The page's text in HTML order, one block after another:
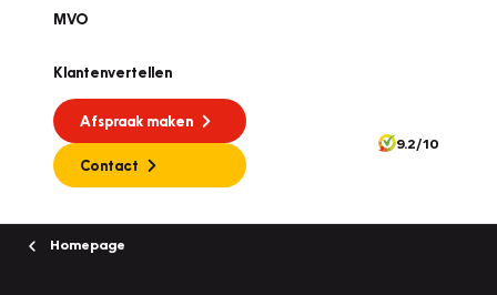
MVO
Klantenvertellen
Afspraak maken
Contact
9.2/10
Homepage